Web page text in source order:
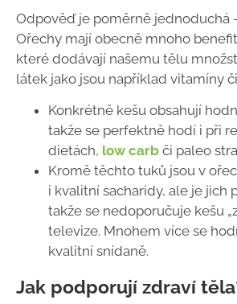
Odpověď je poměrně jednoduchá
Ořechy mají obecně mnoho
které dodávají našemu tělu
látek jako jsou například vitamíny
Konkrétně kešu obsahují
takže se perfektně hodí i při
dietách, low carb či paleo
Kromě těchto tuků jsou v
i kvalitní sacharidy, ale je jich
takže se nedoporučuje kešu
televize. Mnohem více se
kvalitní snídaně.
Jak podporují zdraví